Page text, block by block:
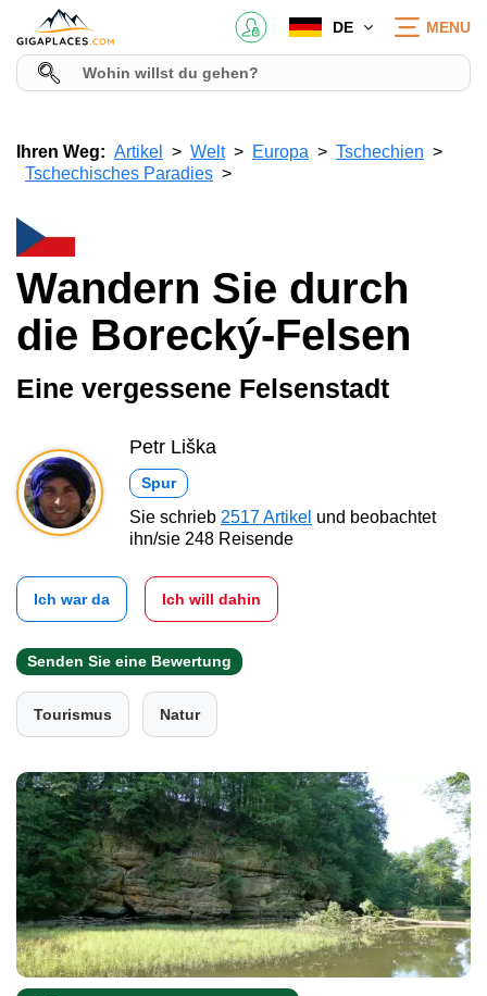
DE MENU
Ihren Weg: Artikel Welt Europa
Tschechien
Tschechisches Paradies
Wandern Sie durch
die Borecký-Felsen
Eine vergessene Felsenstadt
Petr Liška
Spur
Sie schrieb 2517 Artikel und beobachtet
ihn/sie 248 Reisende
Ich war da Ich will dahin
Senden Sie eine Bewertung
Tourismus Natur